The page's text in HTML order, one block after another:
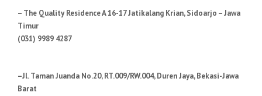
– The Quality Residence A 16-17 Jatikalang Krian, Sidoarjo – Jawa
Timur
(031) 9989 4287
–Jl. Taman Juanda No.20, RT.009/RW.004, Duren Jaya, Bekasi-Jawa
Barat